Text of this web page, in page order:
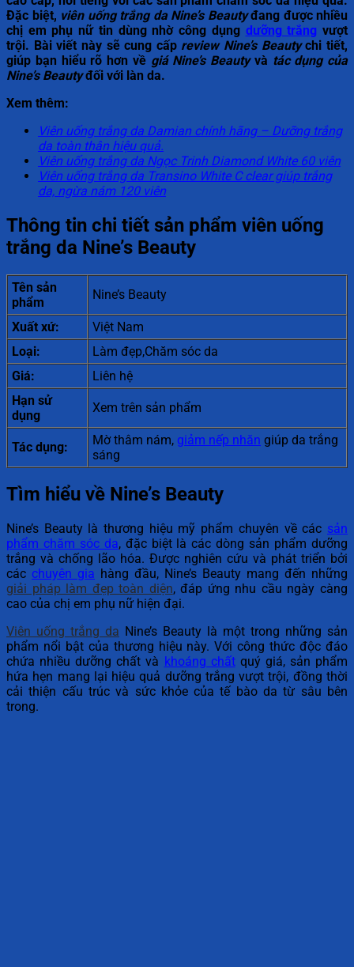
Đặc biệt, viên uống trắng da Nine’s Beautyđang được nhiều
chị em phụ nữ tin dùng nhờ công dụng dưỡng trắng vượt
trội. Bài viết này sẽ cung cấp review Nine’s Beautychi tiết,
giúp bạn hiểu rõ hơn về giá Nine’s Beautyvà tác dụng của
Nine’s Beautyđối với làn da.
Xem thêm:
Viên uống trắng da Damian chính hãng – Dưỡng trắng
da toàn thân hiệu quả.
Viên uống trắng da Ngọc Trinh Diamond White 60 viên
Viên uống trắng da Transino White C clear giúp trắng
da, ngừa nám 120 viên
Thông tin chi tiết sản phẩm viên uống
trắng da Nine’s Beauty
Tên sản
phẩm
Nine’s Beauty
Xuất xứ:
Việt Nam
Loại:
Làm đẹp,Chăm sóc da
Giá:
Liên hệ
Hạn sử
dụng
Xem trên sản phẩm
Tác dụng: Mờ thâm nám, giảm nếp nhăn giúp da trắng
sáng
Tìm hiểu về Nine’s Beauty
Nine’s Beauty là thương hiệu mỹ phẩm chuyên về các sản
phẩm chăm sóc da, đặc biệt là các dòng sản phẩm dưỡng
trắng và chống lão hóa. Được nghiên cứu và phát triển bởi
các chuyên gia hàng đầu, Nine’s Beauty mang đến những
giải pháp làm đẹp toàn diện, đáp ứng nhu cầu ngày càng
cao của chị em phụ nữ hiện đại.
Viên uống trắng da Nine’s Beauty là một trong những sản
phẩm nổi bật của thương hiệu này. Với công thức độc đáo
chứa nhiều dưỡng chất và khoáng chấtquý giá, sản phẩm
hứa hẹn mang lại hiệu quả dưỡng trắng vượt trội, đồng thời
cải thiện cấu trúc và sức khỏe của tế bào da từ sâu bên
trong.